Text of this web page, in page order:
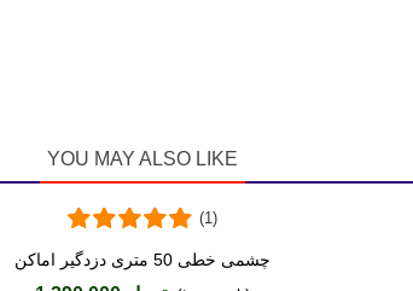
YOU MAY ALSO LIKE
Love چشمی خطی 50 متری دزدگیر اماکن
(1)